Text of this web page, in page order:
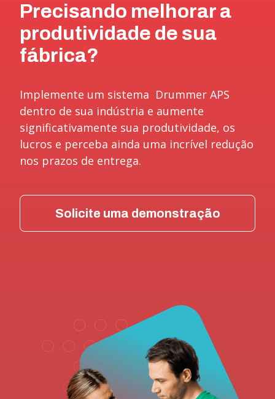
Precisando melhorar a
produtividade de sua
fábrica?
Implemente um sistema Drummer APS
dentro de sua indústria e aumente
significativamente sua produtividade, os
lucros e perceba ainda uma incrível redução
nos prazos de entrega.
Solicite uma demonstração